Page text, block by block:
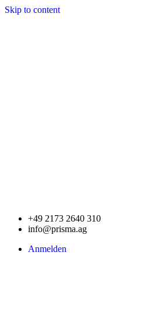
Skip to content
+49 2173 2640 310
info@prisma.ag
Anmelden